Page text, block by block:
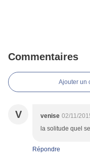
Commentaires
Ajouter un
V venise 02/11/
la solitude quel
Répondre